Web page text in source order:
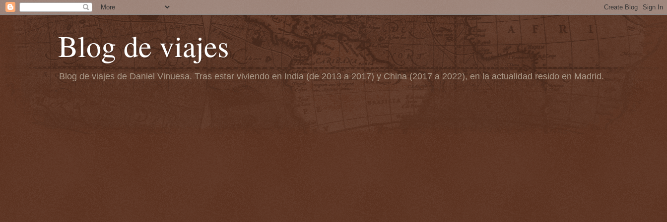
Blog de viajes
Blog de viajes de Daniel Vinuesa. Tras estar viviendo en India (de 2013 a 2017) y China (2017 a 2022), en la actualidad resido en Madrid.